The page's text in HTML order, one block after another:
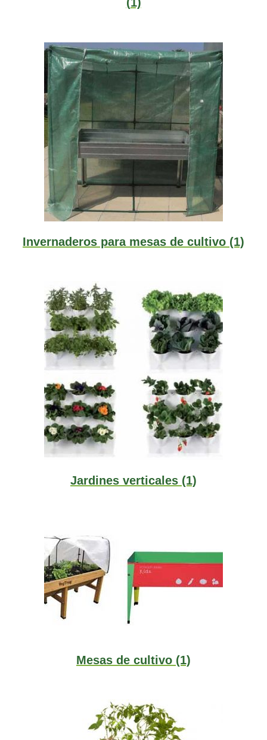
Invernaderos para mesas de cultivo (1)
Jardines verticales (1)
Mesas de cultivo (1)